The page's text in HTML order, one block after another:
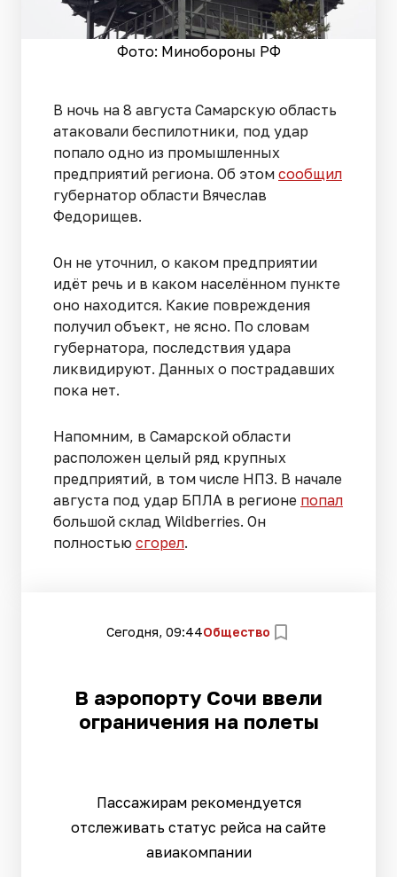
Фото: Минобороны РФ
В ночь на 8 августа Самарскую область
атаковали беспилотники, под удар
попало одно из промышленных
предприятий региона. Об этом сообщил
губернатор области Вячеслав
Федорищев.
Он не уточнил, о каком предприятии
идёт речь и в каком населённом пункте
оно находится. Какие повреждения
получил объект, не ясно. По словам
губернатора, последствия удара
ликвидируют. Данных о пострадавших
пока нет.
Напомним, в Самарской области
расположен целый ряд крупных
предприятий, в том числе НПЗ. В начале
августа под удар БПЛА в регионе попал
большой склад Wildberries. Он
полностью сгорел.
Сегодня, 09:44Общество
В аэропорту Сочи ввели
ограничения на полеты
Пассажирам рекомендуется
отслеживать статус рейса на сайте
авиакомпании